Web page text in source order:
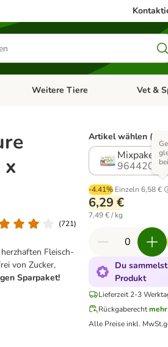
Hundefutter
Kategorie-Menü öffnen:
Weitere Tiere Vet &
x
(721)
Fleisch-
von Zucker,
Sparpaket!
Artikel wählen (9
Mixpaket
964420.9
-4.41% Einzeln 6,58 €
6,29 €
7,49 € / kg
Du
Produkt
Lieferzeit 2-3
Rückgaberecht
Alle Preise inkl. MwSt.